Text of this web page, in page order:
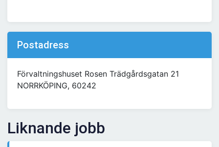
Postadress
Förvaltningshuset Rosen Trädgårdsgatan 21
NORRKÖPING, 60242
Liknande jobb